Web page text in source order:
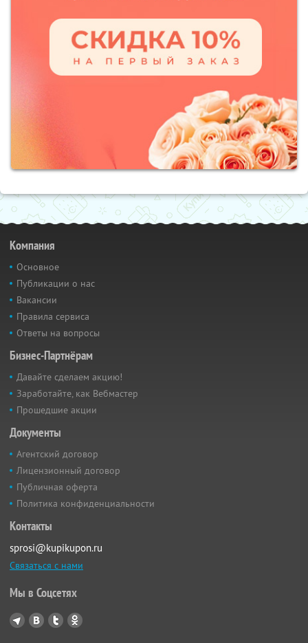
Компания
Основное
Публикации о нас
Вакансии
Правила сервиса
Ответы на вопросы
Бизнес-Партнёрам
Давайте сделаем акцию!
Заработайте, как Вебмастер
Прошедшие акции
Документы
Агентский договор
Лицензионный договор
Публичная оферта
Политика конфиденциальности
Контакты
sprosi@kupikupon.ru
Связаться с нами
Мы в Соцсетях